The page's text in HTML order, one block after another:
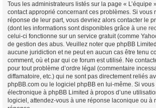
Tous les administrateurs listés sur la page « L’équipe
contact approprié concernant ces problèmes. Si vous
réponse de leur part, vous devriez alors contacter le
(dont les informations sont disponibles grâce à une
celui-ci fonctionne sur un service gratuit (comme
de gestion des abus. Veuillez noter que phpBB
aucune juridiction et ne peut en aucun cas être tenu
comment, où et par qui ce forum est utilisé. Ne
pour tout problème d’ordre légal (commentaire
diffamatoire, etc.) qui ne sont pas directement reliés
phpBB.com ou le logiciel phpBB en lui-même. Si
électronique à phpBB Limited à propos d’une
logiciel, attendez-vous à une réponse laconique ou à